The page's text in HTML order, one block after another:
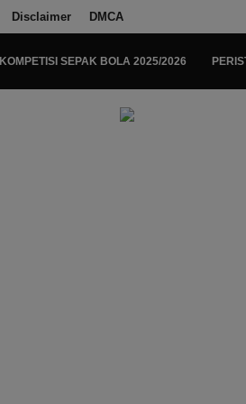
Disclaimer DMCA
KOMPETISI SEPAK BOLA 2025/2026